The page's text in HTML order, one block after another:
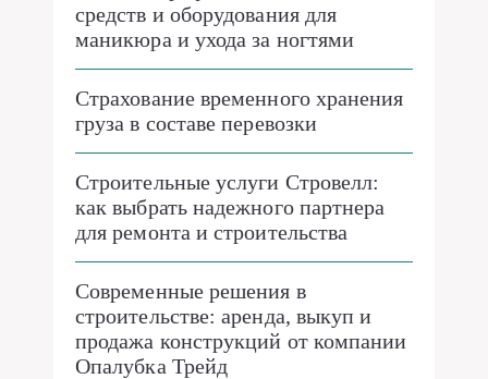
средств и оборудования для
маникюра и ухода за ногтями
Страхование временного хранения
груза в составе перевозки
Строительные услуги Стровелл:
как выбрать надежного партнера
для ремонта и строительства
Современные решения в
строительстве: аренда, выкуп и
продажа конструкций от компании
Опалубка Трейд